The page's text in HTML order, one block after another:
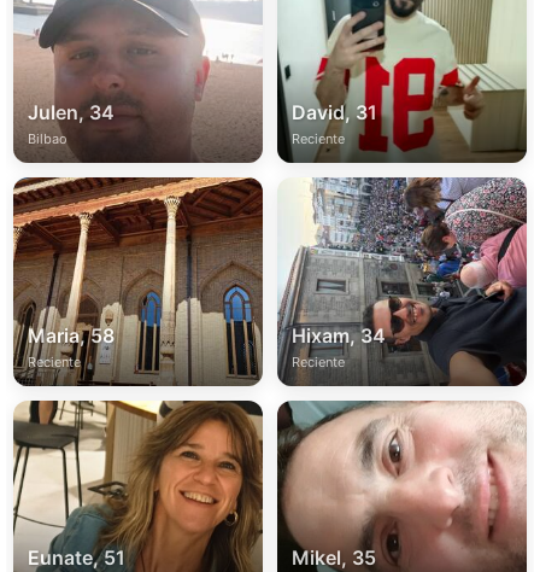
Julen, 34
Bilbao
David, 31
Reciente
Maria, 58
Reciente
Hixam, 34
Reciente
Eunate, 51 Mikel, 35